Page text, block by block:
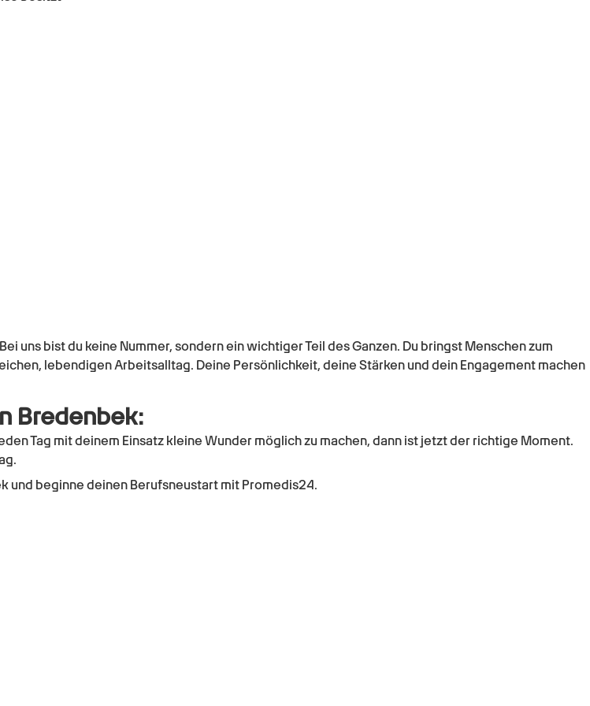
uns bist du keine Nummer, sondern ein wichtiger Teil des Ganzen. Du bringst Menschen zum
lebendigen Arbeitsalltag. Deine Persönlichkeit, deine Stärken und dein Engagement machen
Bredenbek:
Tag mit deinem Einsatz kleine Wunder möglich zu machen, dann ist jetzt der richtige Moment.
und beginne deinen Berufsneustart mit Promedis24.